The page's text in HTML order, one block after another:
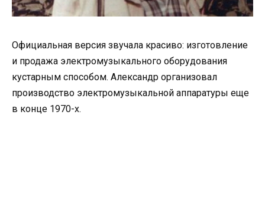
Официальная версия звучала красиво: изготовление
и продажа электромузыкального оборудования
кустарным способом. Александр организовал
производство электромузыкальной аппаратуры еще
в конце 1970-х.